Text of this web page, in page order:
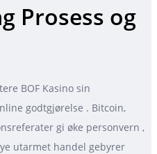
Prosess og
BOF Kasino sin
godtgjørelse . Bitcoin,
gi øke personvern ,
utarmet handel gebyrer